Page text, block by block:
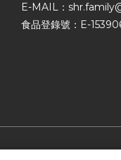
E-MAIL：
食品登錄號：E-